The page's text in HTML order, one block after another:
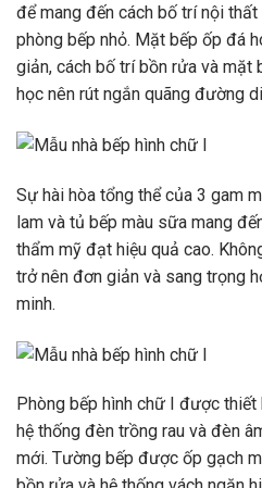
để mang đến cách bố trí nội
phòng bếp nhỏ. Mặt bếp ốp đá
giản, cách bố trí bồn rửa và mặt
học nên rút ngắn quãng đường
Sự hài hòa tổng thể của 3 gam
lam và tủ bếp màu sữa mang
thẩm mỹ đạt hiệu quả cao.
trở nên đơn giản và sang trọng
minh.
Phòng bếp hình chữ I được
hệ thống đèn trồng rau và đèn
mới. Tường bếp được ốp gạch